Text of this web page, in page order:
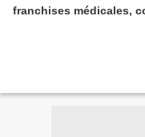
franchises médicales,